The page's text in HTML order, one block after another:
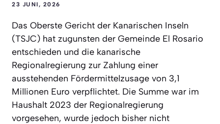
23 JUNI, 2026
Das Oberste Gericht der Kanarischen Inseln
(TSJC) hat zugunsten der Gemeinde El Rosario
entschieden und die kanarische
Regionalregierung zur Zahlung einer
ausstehenden Fördermittelzusage von 3,1
Millionen Euro verpflichtet. Die Summe war im
Haushalt 2023 der Regionalregierung
vorgesehen, wurde jedoch bisher nicht